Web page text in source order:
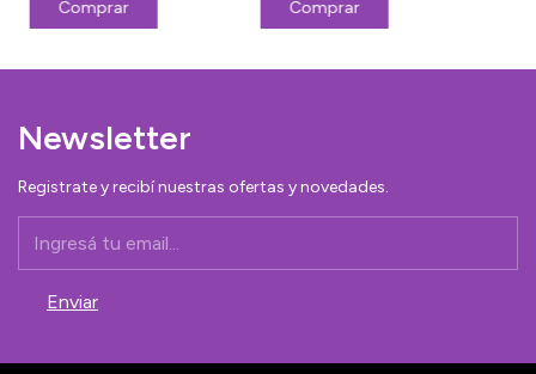
Newsletter
Registrate y recibí nuestras ofertas y novedades.